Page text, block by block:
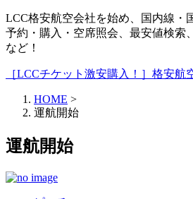
LCC格安航空会社を始め、国内線・
予約・購入・空席照会、最安値検索
など！
［LCCチケット激安購入！］格安航
HOME >
運航開始
運航開始